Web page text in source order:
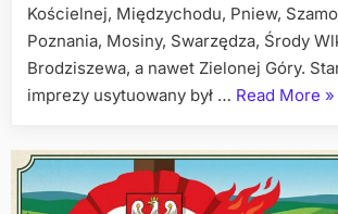
Kościelnej, Międzychodu, Pniew,
Poznania, Mosiny, Swarzędza, Środy
Brodziszewa, a nawet Zielonej Góry.
imprezy usytuowany był … Read More
za
»